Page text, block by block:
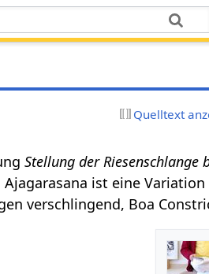
Quelltext
Stellung der Riesenschlange
Ajagarasana ist eine Variation
verschlingend, Boa